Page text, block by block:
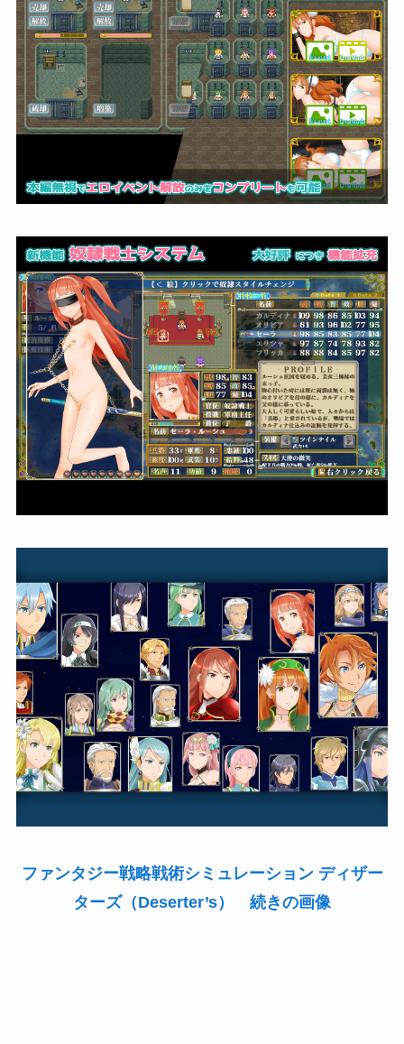
ファンタジー戦略戦術シミュレーション ディザー
ターズ（Deserter’s） 続きの画像